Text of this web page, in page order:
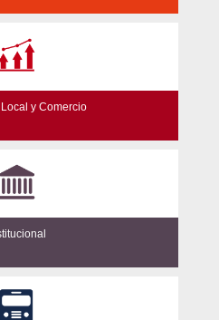
y Comercio